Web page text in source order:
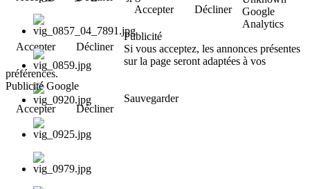
Accepter
Décliner
Google
Analytics
Accepter
Décliner
Publicité
Si vous acceptez, les annonces présentes
sur la page seront adaptées à vos
préférences.
Publicité Google
Accepter
Décliner
Sauvegarder